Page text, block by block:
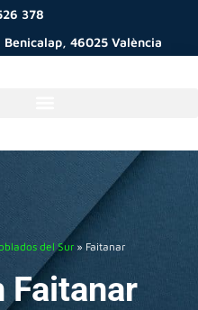
378
46025 València
del Sur » Faitanar
Faitanar